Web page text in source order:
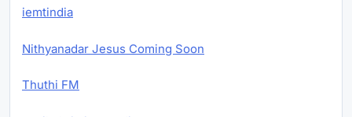
iemtindia
Nithyanadar Jesus Coming Soon
Thuthi FM